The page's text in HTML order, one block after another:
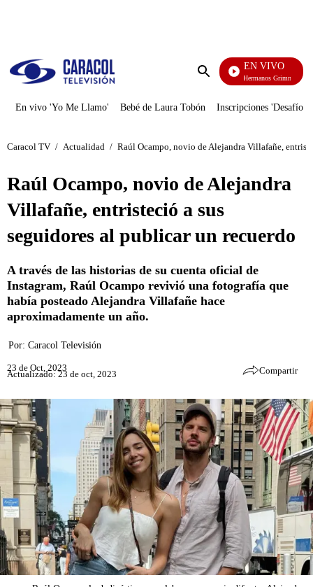
Enviar
EN VIVO
Cuentos De Los Hermanos Grimm
En vivo 'Yo Me Llamo' Bebé de Laura Tobón Inscripciones 'Desafío'
Caracol TV / Actualidad / Raúl Ocampo, novio de Alejandra Villafañe,
Raúl Ocampo, novio de Alejandra
Villafañe, entristeció a sus
seguidores al publicar un recuerdo
A través de las historias de su cuenta oficial de
Instagram, Raúl Ocampo revivió una fotografía que
había posteado Alejandra Villafañe hace
aproximadamente un año.
Por: Caracol Televisión
23 de Oct, 2023
Actualizado: 23 de oct, 2023 Compartir